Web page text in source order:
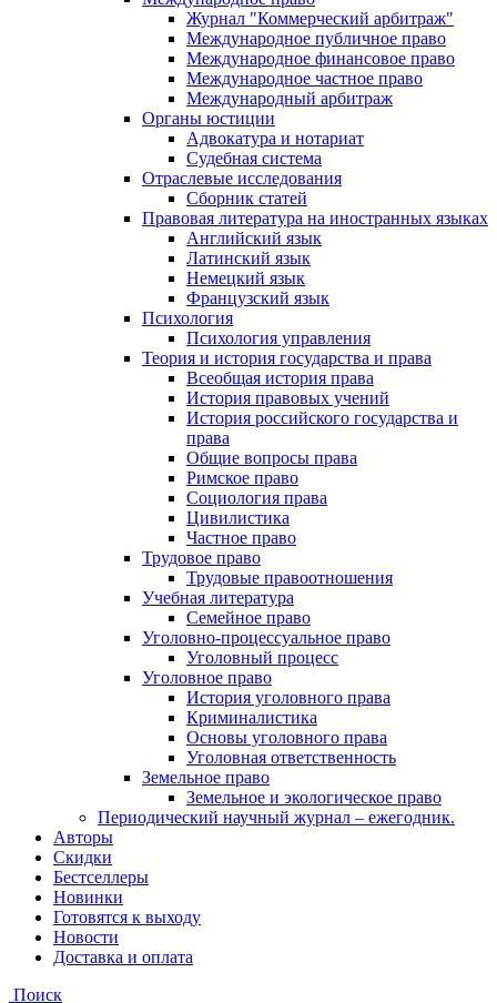
Журнал "Коммерческий арбитраж"
Международное публичное право
Международное финансовое право
Международное частное право
Международный арбитраж
Органы юстиции
Адвокатура и нотариат
Судебная система
Отраслевые исследования
Сборник статей
Правовая литература на иностранных языках
Английский язык
Латинский язык
Немецкий язык
Французский язык
Психология
Психология управления
Теория и история государства и права
Всеобщая история права
История правовых учений
История российского государства и
права
Общие вопросы права
Римское право
Социология права
Цивилистика
Частное право
Трудовое право
Трудовые правоотношения
Учебная литература
Семейное право
Уголовно-процессуальное право
Уголовный процесс
Уголовное право
История уголовного права
Криминалистика
Основы уголовного права
Уголовная ответственность
Земельное право
Земельное и экологическое право
Периодический научный журнал – ежегодник.
Авторы
Скидки
Бестселлеры
Новинки
Готовятся к выходу
Новости
Доставка и оплата
Поиск